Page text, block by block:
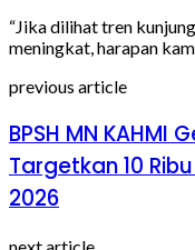
“Jika dilihat tren
meningkat, harapan
previous article
BPSH MN KAHMI
Targetkan 10
2026
next article